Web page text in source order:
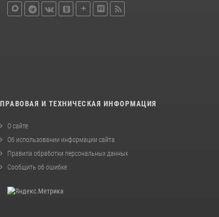
ПРАВОВАЯ И ТЕХНИЧЕСКАЯ ИНФОРМАЦИЯ
О сайте
Об использовании информации сайта
Правила обработки персональных данных
Сообщить об ошибке